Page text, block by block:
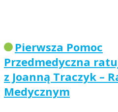
Pierwsza Pomoc
Przedmedyczna
z Joanną Traczyk –
Medycznym